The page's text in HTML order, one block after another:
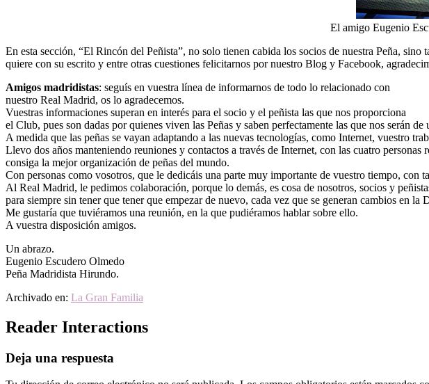
El amigo Eugenio
En esta sección, “El Rincón del Peñista”, no solo tienen cabida los socios de nuestra Peña,
quiere con su escrito y entre otras cuestiones felicitarnos por nuestro Blog y Facebook,
Amigos madridistas: seguís en vuestra línea de informarnos de todo lo relacionado con
nuestro Real Madrid, os lo agradecemos.
Vuestras informaciones superan en interés para el socio y el peñista las que nos proporciona
el Club, pues son dadas por quienes viven las Peñas y saben perfectamente las que nos serán
A medida que las peñas se vayan adaptando a las nuevas tecnologías, como Internet, vuestro
Llevo dos años manteniendo reuniones y contactos a través de Internet, con las cuatro
consiga la mejor organización de peñas del mundo.
Con personas como vosotros, que le dedicáis una parte muy importante de vuestro tiempo, con
Al Real Madrid, le pedimos colaboración, porque lo demás, es cosa de nosotros, socios y
para siempre sin tener que tener que empezar de nuevo, cada vez que se generan cambios en la
Me gustaría que tuviéramos una reunión, en la que pudiéramos hablar sobre ello.
A vuestra disposición amigos.
Un abrazo.
Eugenio Escudero Olmedo
Peña Madridista Hirundo.
Archivado en: La Gran Familia
Reader Interactions
Deja una respuesta